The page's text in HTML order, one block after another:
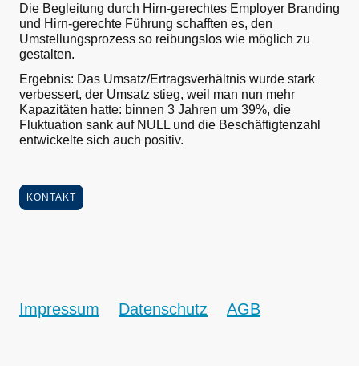
Die Begleitung durch Hirn-gerechtes Employer Branding
und Hirn-gerechte Führung schafften es, den
Umstellungsprozess so reibungslos wie möglich zu
gestalten.
Ergebnis: Das Umsatz/Ertragsverhältnis wurde stark
verbessert, der Umsatz stieg, weil man nun mehr
Kapazitäten hatte: binnen 3 Jahren um 39%, die
Fluktuation sank auf NULL und die Beschäftigtenzahl
entwickelte sich auch positiv.​
KONTAKT
Impressum Datenschutz AGB